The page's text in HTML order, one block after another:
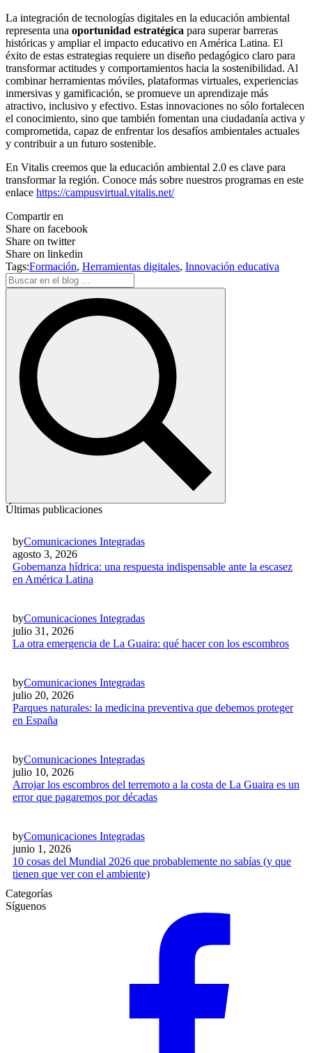
La integración de tecnologías digitales en la educación ambiental
representa una oportunidad estratégica para superar barreras
históricas y ampliar el impacto educativo en América Latina. El
éxito de estas estrategias requiere un diseño pedagógico claro para
transformar actitudes y comportamientos hacia la sostenibilidad. Al
combinar herramientas móviles, plataformas virtuales, experiencias
inmersivas y gamificación, se promueve un aprendizaje más
atractivo, inclusivo y efectivo. Estas innovaciones no sólo fortalecen
el conocimiento, sino que también fomentan una ciudadanía activa y
comprometida, capaz de enfrentar los desafíos ambientales actuales
y contribuir a un futuro sostenible.
En Vitalis creemos que la educación ambiental 2.0 es clave para
transformar la región. Conoce más sobre nuestros programas en este
enlace https://campusvirtual.vitalis.net/
Compartir en
Share on facebook
Share on twitter
Share on linkedin
Tags:Formación, Herramientas digitales, Innovación educativa
Últimas publicaciones
byComunicaciones Integradas
agosto 3, 2026
Gobernanza hídrica: una respuesta indispensable ante la escasez
en América Latina
byComunicaciones Integradas
julio 31, 2026
La otra emergencia de La Guaira: qué hacer con los escombros
byComunicaciones Integradas
julio 20, 2026
Parques naturales: la medicina preventiva que debemos proteger
en España
byComunicaciones Integradas
julio 10, 2026
Arrojar los escombros del terremoto a la costa de La Guaira es un
error que pagaremos por décadas
byComunicaciones Integradas
junio 1, 2026
10 cosas del Mundial 2026 que probablemente no sabías (y que
tienen que ver con el ambiente)
Categorías
Síguenos